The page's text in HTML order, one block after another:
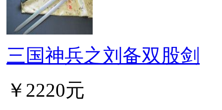
三国神兵之刘备双股剑
￥2220元